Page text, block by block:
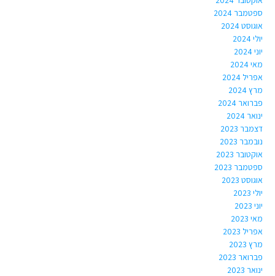
ספטמבר 2024
אוגוסט 2024
יולי 2024
יוני 2024
מאי 2024
אפריל 2024
מרץ 2024
פברואר 2024
ינואר 2024
דצמבר 2023
נובמבר 2023
אוקטובר 2023
ספטמבר 2023
אוגוסט 2023
יולי 2023
יוני 2023
מאי 2023
אפריל 2023
מרץ 2023
פברואר 2023
ינואר 2023